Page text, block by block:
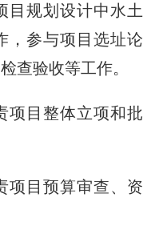
目规划设计中水土
，参与项目选址论
查验收等工作。
目整体立项和批
目预算审查、资